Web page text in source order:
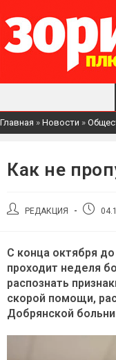
Главная » Новости »
Как не
АвторРЕДАКЦИЯ
Запись
С конца октября
проходит неделя
распознать
скорой помощи,
Добрянской